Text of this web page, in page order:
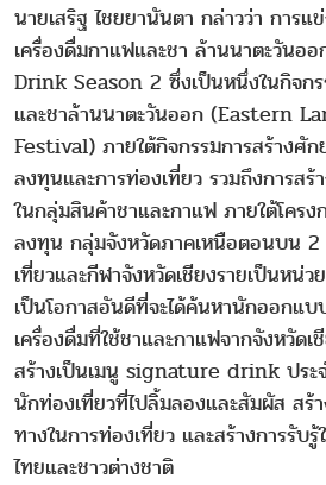
นายเสริฐ ไชยยานันตา กล่าวว่า การแ
เครื่องดื่มกาแฟและชา ล้านนาตะวัน
Drink Season 2 ซึ่งเป็นหนึ่งในกิจก
และชาล้านนาตะวันออก (Eastern
Festival) ภายใต้กิจกรรมการสร้างศั
ลงทุนและการท่องเที่ยว รวมถึงการสร้
ในกลุ่มสินค้าชาและกาแฟ ภายใต้โครง
ลงทุน กลุ่มจังหวัดภาคเหนือตอนบน 2
เที่ยวและกีฬาจังหวัดเชียงรายเป็นหน่
เป็นโอกาสอันดีที่จะได้ค้นหานักออกแบ
เครื่องดื่มที่ใช้ชาและกาแฟจากจังหวัด
สร้างเป็นเมนู signature drink ประ
นักท่องเที่ยวที่ไปลิ้มลองและสัมผัส สร้
ทางในการท่องเที่ยว และสร้างการรับ
ไทยและชาวต่างชาติ